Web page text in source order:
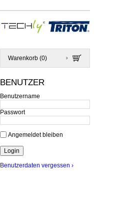
Warenkorb (0)
BENUTZER
Benutzername
Passwort
Angemeldet bleiben
Benutzerdaten vergessen ›